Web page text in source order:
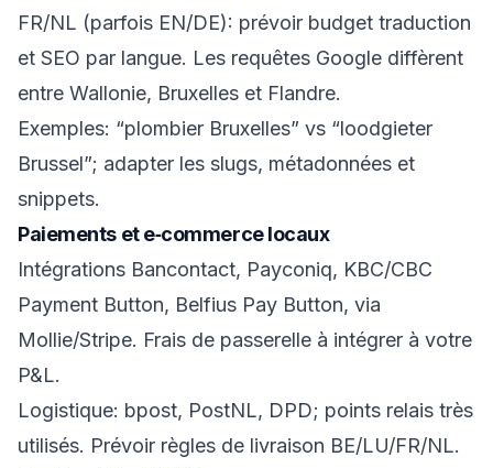
FR/NL (parfois EN/DE): prévoir budget traduction
et SEO par langue. Les requêtes Google diffèrent
entre Wallonie, Bruxelles et Flandre.
Exemples: “plombier Bruxelles” vs “loodgieter
Brussel”; adapter les slugs, métadonnées et
snippets.
Paiements et e‑commerce locaux
Intégrations Bancontact, Payconiq, KBC/CBC
Payment Button, Belfius Pay Button, via
Mollie/Stripe. Frais de passerelle à intégrer à votre
P&L.
Logistique: bpost, PostNL, DPD; points relais très
utilisés. Prévoir règles de livraison BE/LU/FR/NL.